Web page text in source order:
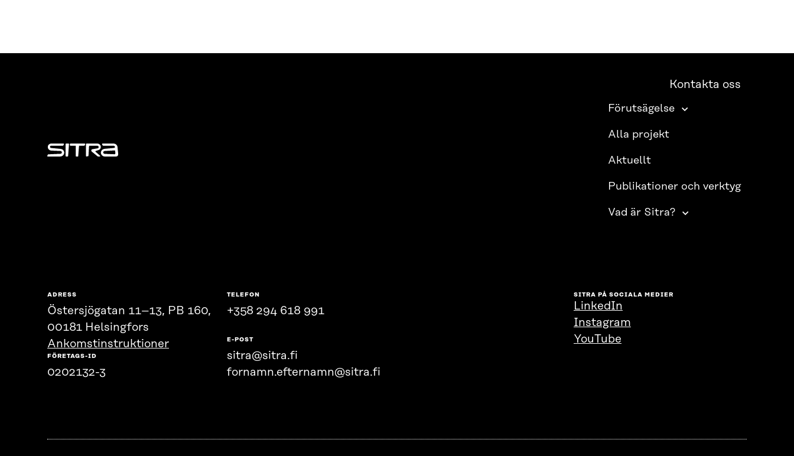
Sitra
Kontakta oss
Förutsägelse
Alla projekt
Aktuellt
Publikationer och verktyg
Vad är Sitra?
ADRESS
Östersjögatan 11–13, PB 160,
00181 Helsingfors
Ankomstinstruktioner
FÖRETAGS-ID
0202132-3
TELEFON
+358 294 618 991
E-POST
sitra@sitra.fi
fornamn.efternamn@sitra.fi
SITRA PÅ SOCIALA MEDIER
LinkedIn
Instagram
YouTube